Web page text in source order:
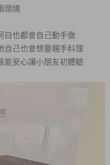
頭燒
白也都會自己動手做
自己也會想要親手料理
能安心讓小朋友初體驗